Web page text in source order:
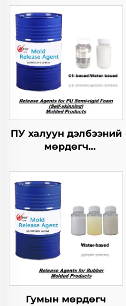
ПУ халуун дэлбээний
мөрдөгч
хэрэгсэл
Гумын мөрдөгч